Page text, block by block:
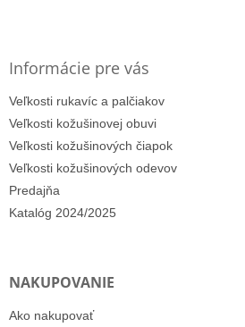
Informácie pre vás
Veľkosti rukavíc a palčiakov
Veľkosti kožušinovej obuvi
Veľkosti kožušinových čiapok
Veľkosti kožušinových odevov
Predajňa
Katalóg 2024/2025
NAKUPOVANIE
Ako nakupovať